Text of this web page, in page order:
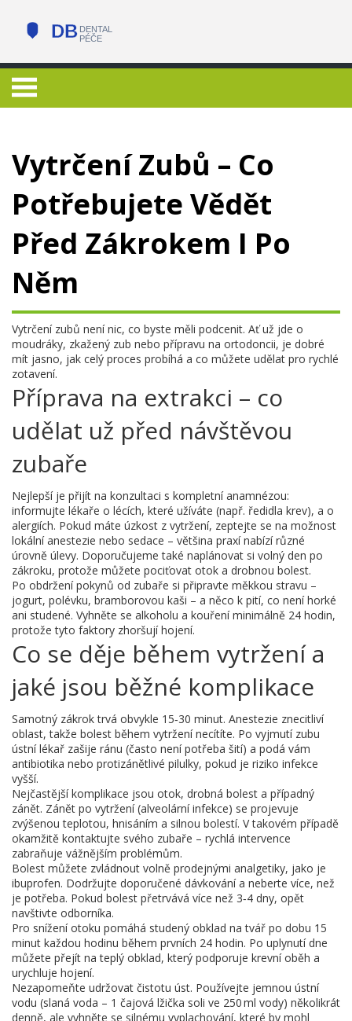
Vytrčení Zubů – Co
Potřebujete Vědět
Před Zákrokem I Po
Něm
Vytrčení zubů není nic, co byste měli podcenit. Ať už jde o
moudráky, zkažený zub nebo přípravu na ortodoncii, je dobré
mít jasno, jak celý proces probíhá a co můžete udělat pro rychlé
zotavení.
Příprava na extrakci – co
udělat už před návštěvou
zubaře
Nejlepší je přijít na konzultaci s kompletní anamnézou:
informujte lékaře o lécích, které užíváte (např. ředidla krev), a o
alergiích. Pokud máte úzkost z vytržení, zeptejte se na možnost
lokální anestezie nebo sedace – většina praxí nabízí různé
úrovně úlevy. Doporučujeme také naplánovat si volný den po
zákroku, protože můžete pociťovat otok a drobnou bolest.
Po obdržení pokynů od zubaře si připravte měkkou stravu –
jogurt, polévku, bramborovou kaši – a něco k pití, co není horké
ani studené. Vyhněte se alkoholu a kouření minimálně 24 hodin,
protože tyto faktory zhoršují hojení.
Co se děje během vytržení a
jaké jsou běžné komplikace
Samotný zákrok trvá obvykle 15‑30 minut. Anestezie znecitliví
oblast, takže bolest během vytržení necítíte. Po vyjmutí zubu
ústní lékař zašije ránu (často není potřeba šití) a podá vám
antibiotika nebo protizánětlivé pilulky, pokud je riziko infekce
vyšší.
Nejčastější komplikace jsou otok, drobná bolest a případný
zánět. Zánět po vytržení (alveolární infekce) se projevuje
zvýšenou teplotou, hnisáním a silnou bolestí. V takovém případě
okamžitě kontaktujte svého zubaře – rychlá intervence
zabraňuje vážnějším problémům.
Bolest můžete zvládnout volně prodejnými analgetiky, jako je
ibuprofen. Dodržujte doporučené dávkování a neberte více, než
je potřeba. Pokud bolest přetrvává více než 3‑4 dny, opět
navštivte odborníka.
Pro snížení otoku pomáhá studený obklad na tvář po dobu 15
minut každou hodinu během prvních 24 hodin. Po uplynutí dne
můžete přejít na teplý obklad, který podporuje krevní oběh a
urychluje hojení.
Nezapomeňte udržovat čistotu úst. Používejte jemnou ústní
vodu (slaná voda – 1 čajová lžička soli ve 250 ml vody) několikrát
denně, ale vyhněte se silnému vyplachování, které by mohl